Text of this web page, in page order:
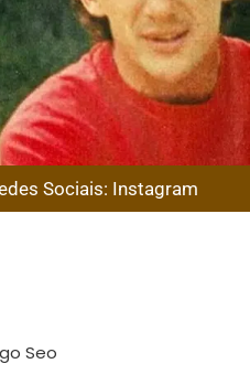
Sociais: Instagram
Seo